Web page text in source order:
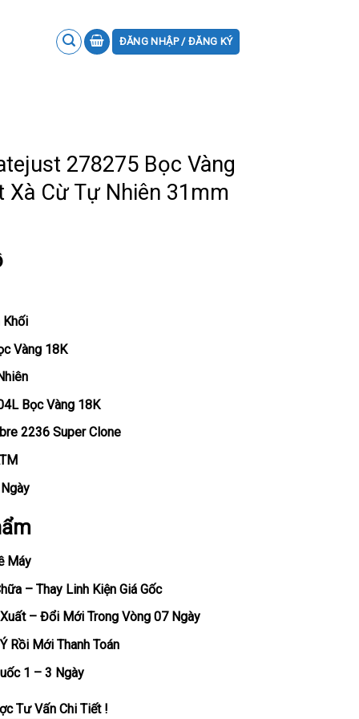
ĐĂNG NHẬP / ĐĂNG KÝ
278275 Bọc Vàng
Cừ Tự Nhiên 31mm
Khối
Vàng 18K
Bọc Vàng 18K
2236 Super Clone
Máy
– Thay Linh Kiện Giá Gốc
– Đổi Mới Trong Vòng 07 Ngày
Rồi Mới Thanh Toán
1 – 3 Ngày
Tư Vấn Chi Tiết !